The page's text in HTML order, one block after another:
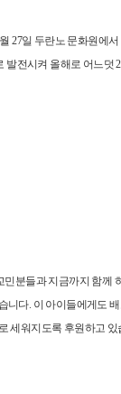
27일 두란노 문화원
발전시켜 올해로 어느덧
분들과 지금까지 함
니다. 이 아이들에게도
세워지도록 후원하고 있